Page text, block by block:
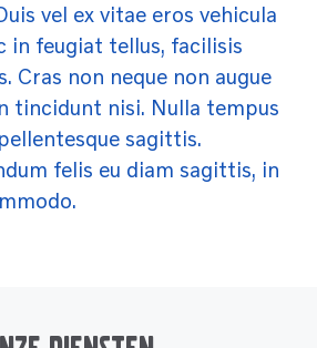
vel ex vitae eros vehicula
in feugiat tellus, facilisis
Cras non neque non augue
tincidunt nisi. Nulla tempus
sagittis.
felis eu diam sagittis, in